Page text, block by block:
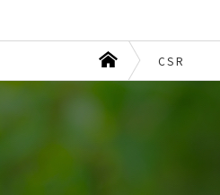
CSR